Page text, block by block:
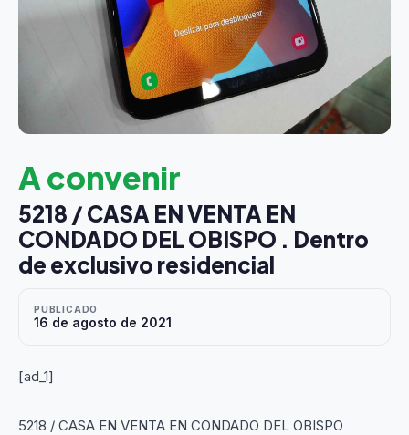
A convenir
5218 / CASA EN VENTA EN
CONDADO DEL OBISPO . Dentro
de exclusivo residencial
PUBLICADO
16 de agosto de 2021
[ad_1]
5218 / CASA EN VENTA EN CONDADO DEL OBISPO